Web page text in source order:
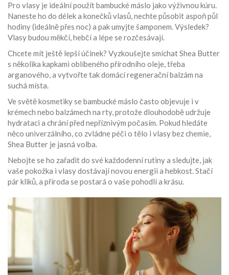
Pro vlasy je ideální použít bambucké máslo jako výživnou kúru.
Naneste ho do délek a konečků vlasů, nechte působit aspoň půl
hodiny (ideálně přes noc) a pak umyjte šamponem. Výsledek?
Vlasy budou měkčí, hebčí a lépe se rozčesávají.
Chcete mít ještě lepší účinek? Vyzkoušejte smíchat Shea Butter
s několika kapkami oblíbeného přírodního oleje, třeba
arganového, a vytvořte tak domácí regenerační balzám na
suchá místa.
Ve světě kosmetiky se bambucké máslo často objevuje i v
krémech nebo balzámech na rty, protože dlouhodobě udržuje
hydrataci a chrání před nepříznivým počasím. Pokud hledáte
něco univerzálního, co zvládne péči o tělo i vlasy bez chemie,
Shea Butter je jasná volba.
Nebojte se ho zařadit do své každodenní rutiny a sledujte, jak
vaše pokožka i vlasy dostávají novou energii a hebkost. Stačí
pár kliků, a příroda se postará o vaše pohodlí a krásu.